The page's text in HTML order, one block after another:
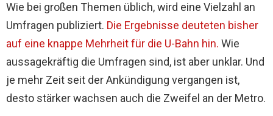
Wie bei großen Themen üblich, wird eine Vielzahl an
Umfragen publiziert. Die Ergebnisse deuteten bisher
auf eine knappe Mehrheit für die U-Bahn hin. Wie
aussagekräftig die Umfragen sind, ist aber unklar. Und
je mehr Zeit seit der Ankündigung vergangen ist,
desto stärker wachsen auch die Zweifel an der Metro.